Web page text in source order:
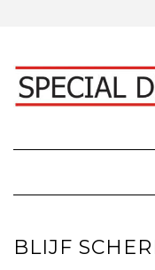
Klik hier
BLIJF